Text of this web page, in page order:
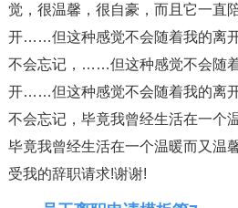
觉，很温馨，很自豪，而且它一直
开……但这种感觉不会随着我的离
不会忘记，……但这种感觉不会随
开……但这种感觉不会随着我的离
不会忘记，毕竟我曾经生活在一个
毕竟我曾经生活在一个温暖而又温
受我的辞职请求!谢谢!